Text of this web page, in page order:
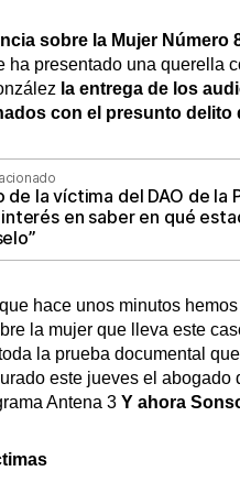
sobre la Mujer Número
ha presentado una querella
la entrega de los
con el presunto delito
de la víctima del DAO de la
en saber en qué
hace unos minutos
la mujer que lleva este
la prueba documental
este jueves el abogado
Antena 3 Y ahora